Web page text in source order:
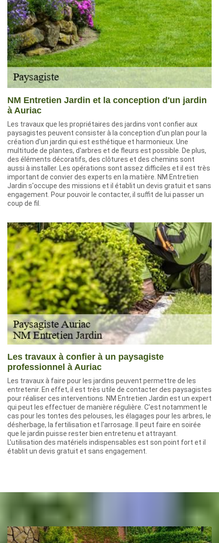
NM Entretien Jardin et la conception d'un jardin
à Auriac
Les travaux que les propriétaires des jardins vont confier aux
paysagistes peuvent consister à la conception d'un plan pour la
création d'un jardin qui est esthétique et harmonieux. Une
multitude de plantes, d'arbres et de fleurs est possible. De plus,
des éléments décoratifs, des clôtures et des chemins sont
aussi à installer. Les opérations sont assez difficiles et il est très
important de convier des experts en la matière. NM Entretien
Jardin s'occupe des missions et il établit un devis gratuit et sans
engagement. Pour pouvoir le contacter, il suffit de lui passer un
coup de fil.
Les travaux à confier à un paysagiste
professionnel à Auriac
Les travaux à faire pour les jardins peuvent permettre de les
entretenir. En effet, il est très utile de contacter des paysagistes
pour réaliser ces interventions. NM Entretien Jardin est un expert
qui peut les effectuer de manière régulière. C'est notamment le
cas pour les tontes des pelouses, les élagages pour les arbres, le
désherbage, la fertilisation et l'arrosage. Il peut faire en soirée
que le jardin puisse rester bien entretenu et attrayant.
L'utilisation des matériels indispensables est son point fort et il
établit un devis gratuit et sans engagement.